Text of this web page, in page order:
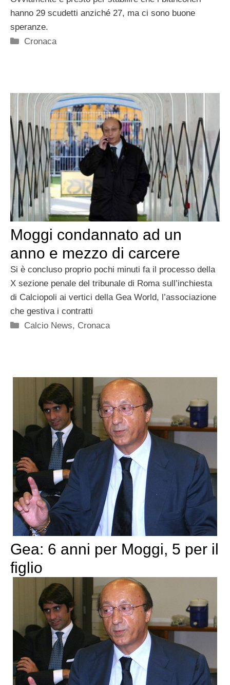
hanno 29 scudetti anziché 27, ma ci sono buone
speranze.
Categorie
Cronaca
Moggi condannato ad un
anno e mezzo di carcere
Si è concluso proprio pochi minuti fa il processo della
X sezione penale del tribunale di Roma sull’inchiesta
di Calciopoli ai vertici della Gea World, l’associazione
che gestiva i contratti
Categorie
Calcio News, Cronaca
Gea: 6 anni per Moggi, 5 per il
figlio